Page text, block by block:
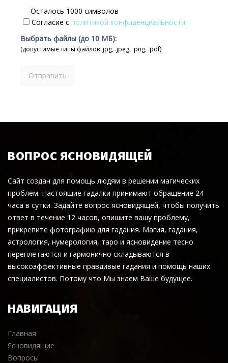
Осталось 1000 символов
Согласие с политикой конфиденциальности
Выбрать файлы (до 10 МБ):
(допустимые типы файлов .jpg, .jpeg, .png, .pdf)
ВОПРОС ЯСНОВИДЯЩЕЙ
Сайт создан для помощь людям в решении магических
проблем. Настоящие гадалки принимают обращение 24
часа в сутки. Задайте вопрос ясновидящей, чтобы получить
ответ в течение 12 часов, опишите вашу проблему,
прикрепите фотографию для гадания. Магия, гадания,
астрология, нумерология, таро и ясновидение тесно
переплетаются и гармонично складываются в
высокоэффективные правдивые гадания и помощь наших
специалистов. Потому что Мы знаем Ваше будущее.
НАВИГАЦИЯ
Главная
Ясновидящие
Вопросы